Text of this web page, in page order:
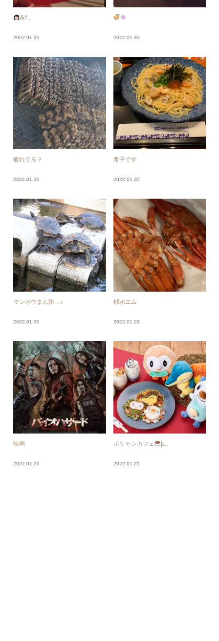
&#...
2022.01.31 2022.01.30
疲れてる？
2022.01.30
希子です
2022.01.30
マンボウまん防…♪
2022.01.30
郁ポエム
2022.01.29
映画
2022.01.29
ポケモンカフェ þ...
2022.01.29